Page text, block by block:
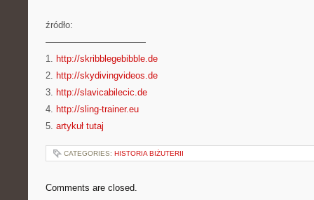
źródło:
———————————
1. http://skribblegebibble.de
2. http://skydivingvideos.de
3. http://slavicabilecic.de
4. http://sling-trainer.eu
5. artykuł tutaj
CATEGORIES: HISTORIA BIŻUTERII
Comments are closed.